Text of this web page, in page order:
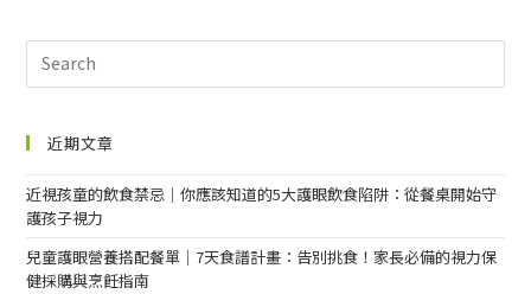
近期文章
近視孩童的飲食禁忌｜你應該知道的5大護眼飲食陷阱：從餐桌開始守
護孩子視力
兒童護眼營養搭配餐單｜7天食譜計畫：告別挑食！家長必備的視力保
健採購與烹飪指南